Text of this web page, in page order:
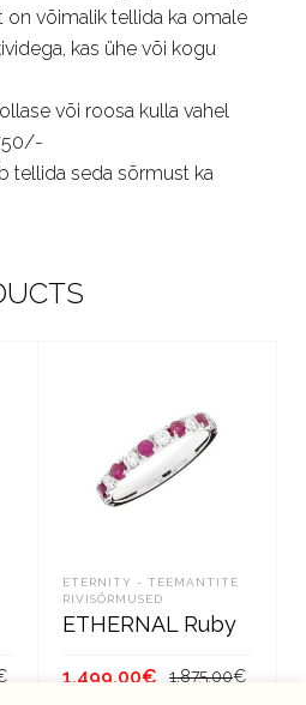
võimalik tellida ka omale
kas ühe või kogu
või roosa kulla vahel
tellida seda sõrmust ka
Algne
Current
ETERNITY - TEEMANTITE
RIVISÕRMUSED
ETHERNAL Ruby
1,875.00€Algne
1,499.00€